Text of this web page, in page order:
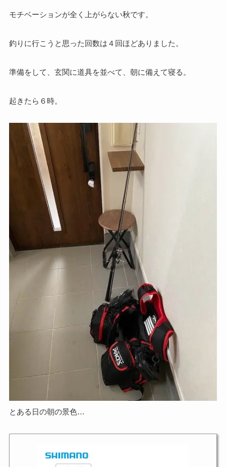
モチベーションが全く上がらない秋です。
釣りに行こうと思った回数は４回ほどありました。
準備をして、玄関に道具を並べて、朝に備えて寝る。
起きたら６時。
とある日の朝の景色…